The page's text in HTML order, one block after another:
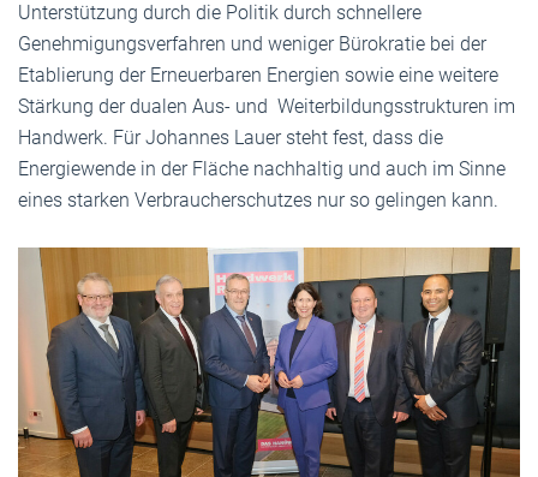
Unterstützung durch die Politik durch schnellere
Genehmigungsverfahren und weniger Bürokratie bei der
Etablierung der Erneuerbaren Energien sowie eine weitere
Stärkung der dualen Aus- und Weiterbildungsstrukturen im
Handwerk. Für Johannes Lauer steht fest, dass die
Energiewende in der Fläche nachhaltig und auch im Sinne
eines starken Verbraucherschutzes nur so gelingen kann.